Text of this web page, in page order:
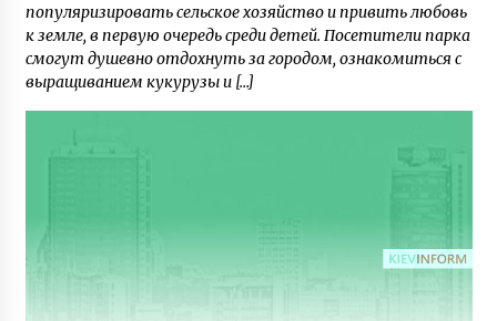
популяризировать сельское хозяйство и привить любовь
к земле, в первую очередь среди детей. Посетители парка
смогут душевно отдохнуть за городом, ознакомиться с
выращиванием кукурузы и […]